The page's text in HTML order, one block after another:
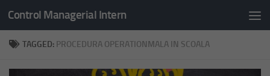
Skip to content
Control Managerial Intern
TAGGED: PROCEDURA OPERATIONMALA IN SCOALA